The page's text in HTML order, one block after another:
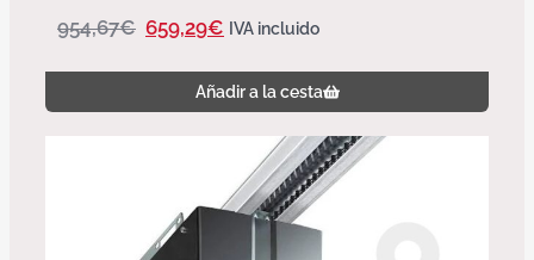
954,67€ 659,29€ IVA incluido
Añadir a la cesta